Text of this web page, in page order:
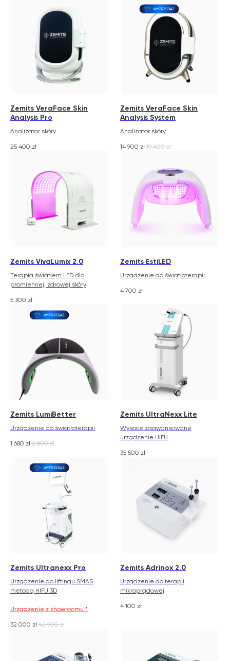
Zemits VeraFace Skin
Analysis Pro
Analizator skóry
25 400 zł
Zemits VeraFace Skin
Analysis System
Analizator skóry
14 900 zł 19 400 zł
Zemits VivaLumix 2.0
Terapia światłem LED dla
promiennej, zdrowej skóry
5 300 zł
Zemits EstiLED
Urządzenie do światłoterapii
4 700 zł
Zemits LumiBetter
Urządzenie do światłoterapii
1 680 zł 2 800 zł
Zemits UltraNexx Lite
Wysoce zaawansowane
urządzenie HIFU
35 500 zł
Zemits Ultranexx Pro
Urządzenie do liftingu SMAS
metodą HIFU 3D
Urządzenie z showroomu *
32 000 zł 42 900 zł
Zemits Adrinox 2.0
Urządzenie do terapii
mikroprądowej
4 100 zł